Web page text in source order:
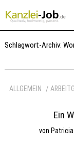
Schlagwort-Archiv:
ALLGEMEIN
Ein
von